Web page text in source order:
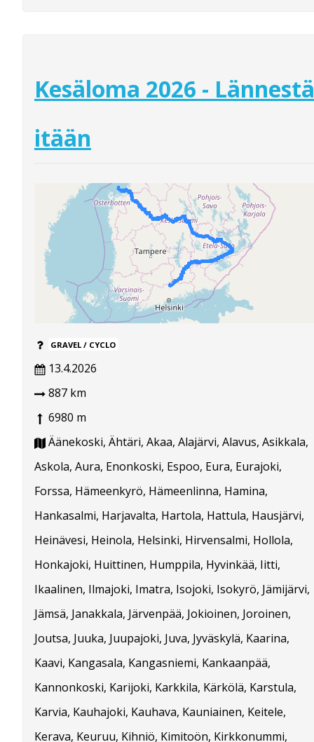
Kesäloma 2026 - Lännestä
itään
GRAVEL / CYCLO
13.4.2026
887 km
6980 m
Äänekoski, Ähtäri, Akaa, Alajärvi, Alavus, Asikkala,
Askola, Aura, Enonkoski, Espoo, Eura, Eurajoki,
Forssa, Hämeenkyrö, Hämeenlinna, Hamina,
Hankasalmi, Harjavalta, Hartola, Hattula, Hausjärvi,
Heinävesi, Heinola, Helsinki, Hirvensalmi, Hollola,
Honkajoki, Huittinen, Humppila, Hyvinkää, Iitti,
Ikaalinen, Ilmajoki, Imatra, Isojoki, Isokyrö, Jämijärvi,
Jämsä, Janakkala, Järvenpää, Jokioinen, Joroinen,
Joutsa, Juuka, Juupajoki, Juva, Jyväskylä, Kaarina,
Kaavi, Kangasala, Kangasniemi, Kankaanpää,
Kannonkoski, Karijoki, Karkkila, Kärkölä, Karstula,
Karvia, Kauhajoki, Kauhava, Kauniainen, Keitele,
Kerava, Keuruu, Kihniö, Kimitoön, Kirkkonummi,